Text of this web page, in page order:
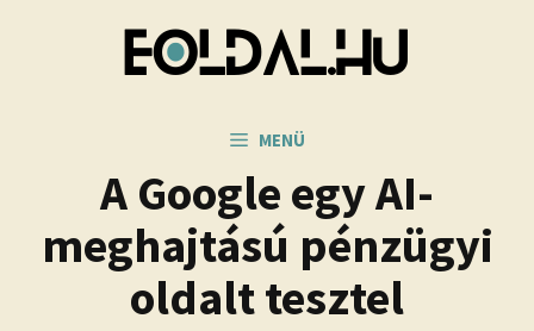
MENÜ
A Google egy AI-
meghajtású pénzügyi
oldalt tesztel